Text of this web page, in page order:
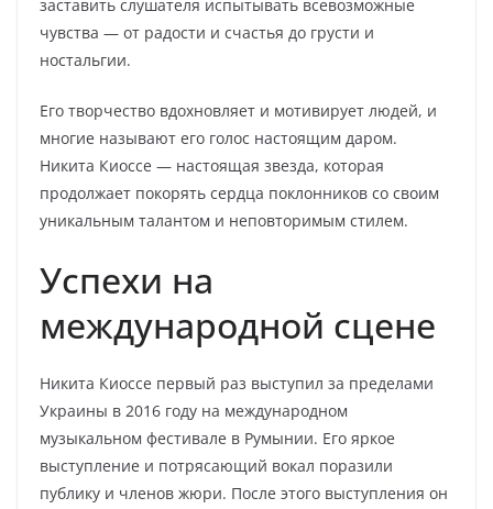
заставить слушателя испытывать всевозможные
чувства — от радости и счастья до грусти и
ностальгии.
Его творчество вдохновляет и мотивирует людей, и
многие называют его голос настоящим даром.
Никита Киоссе — настоящая звезда, которая
продолжает покорять сердца поклонников со своим
уникальным талантом и неповторимым стилем.
Успехи на
международной сцене
Никита Киоссе первый раз выступил за пределами
Украины в 2016 году на международном
музыкальном фестивале в Румынии. Его яркое
выступление и потрясающий вокал поразили
публику и членов жюри. После этого выступления он